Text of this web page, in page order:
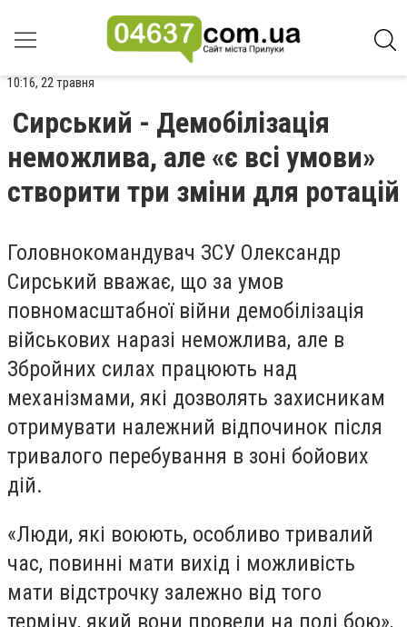
10:16, 22 травня
Сирський - Демобілізація
неможлива, але «є всі умови»
створити три зміни для ротацій
Головнокомандувач ЗСУ Олександр
Сирський вважає, що за умов
повномасштабної війни демобілізація
військових наразі неможлива, але в
Збройних силах працюють над
механізмами, які дозволять захисникам
отримувати належний відпочинок після
тривалого перебування в зоні бойових
дій.
«Люди, які воюють, особливо тривалий
час, повинні мати вихід і можливість
мати відстрочку залежно від того
терміну, який вони провели на полі бою»,